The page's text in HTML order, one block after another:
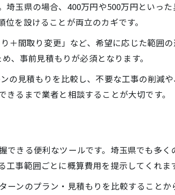
化するコツ
ォーム計画法
で賢く選ぶ方法
もりの注意点
で費用を明確化
もり活用術
玉県の場合、400万円や500万円といっ
を設けることが両立のカギです。
間取り変更」など、希望に応じた範囲
、事前見積もりが必須となります。
の見積もりを比較し、不要な工事の削減
るまで業者と相談することが大切です。
きる便利なツールです。埼玉県でも多く
事範囲ごとに概算費用を提示してくれま
ンのプラン・見積もりを比較することか
こちら
こちら